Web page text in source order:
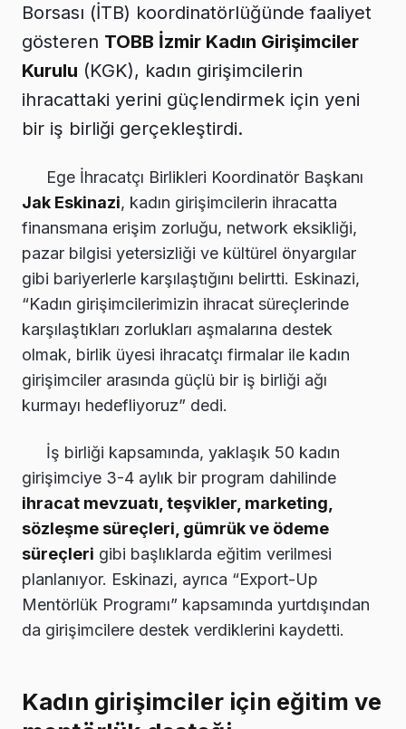
Borsası (İTB) koordinatörlüğünde faaliyet
gösteren TOBB İzmir Kadın Girişimciler
Kurulu (KGK), kadın girişimcilerin
ihracattaki yerini güçlendirmek için yeni
bir iş birliği gerçekleştirdi.
Ege İhracatçı Birlikleri Koordinatör Başkanı
Jak Eskinazi, kadın girişimcilerin ihracatta
finansmana erişim zorluğu, network eksikliği,
pazar bilgisi yetersizliği ve kültürel önyargılar
gibi bariyerlerle karşılaştığını belirtti. Eskinazi,
“Kadın girişimcilerimizin ihracat süreçlerinde
karşılaştıkları zorlukları aşmalarına destek
olmak, birlik üyesi ihracatçı firmalar ile kadın
girişimciler arasında güçlü bir iş birliği ağı
kurmayı hedefliyoruz” dedi.
İş birliği kapsamında, yaklaşık 50 kadın
girişimciye 3-4 aylık bir program dahilinde
ihracat mevzuatı, teşvikler, marketing,
sözleşme süreçleri, gümrük ve ödeme
süreçleri gibi başlıklarda eğitim verilmesi
planlanıyor. Eskinazi, ayrıca “Export-Up
Mentörlük Programı” kapsamında yurtdışından
da girişimcilere destek verdiklerini kaydetti.
Kadın girişimciler için eğitim ve